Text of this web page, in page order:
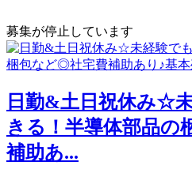
募集が停止しています
日勤&土日祝休み☆
きる！半導体部品
補助あ...